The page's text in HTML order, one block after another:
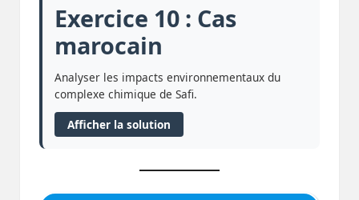
Exercice 10 : Cas
marocain
Analyser les impacts environnementaux du
complexe chimique de Safi.
Afficher la solution